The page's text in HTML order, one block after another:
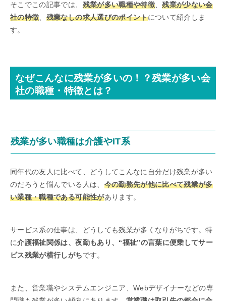
そこでこの記事では、 残業が多い職種や特徴、残業が少ない会
社の特徴、 残業なしの求人選びのポイントについて紹介しま
す。
なぜこんなに残業が多いの！？残業が多い会
社の職種・特徴とは？
残業が多い職種は介護やIT系
同年代の友人に比べて、どうしてこんなに自分だけ残業が多い
のだろうと悩んでいる人は、 今の勤務先が他に比べて残業が多
い業種・職種である可能性があります。
サービス系の仕事は、どうしても残業が多くなりがちです。特
に介護福祉関係は、夜勤もあり、“福祉”の言葉に便乗してサー
ビス残業が横行しがちです。
また、営業職やシステムエンジニア、Webデザイナーなどの専